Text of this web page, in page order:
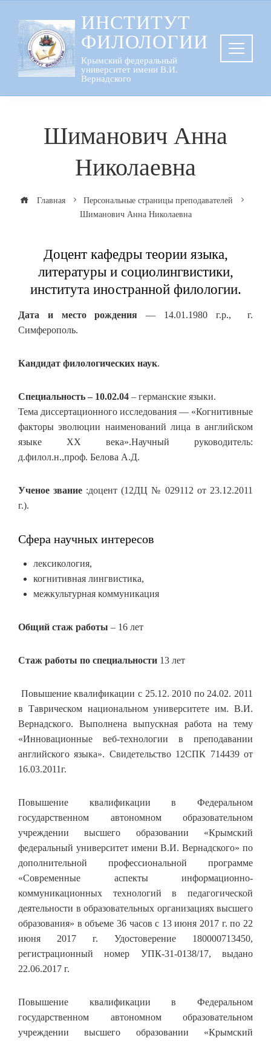
содержанию
ИНСТИТУТ
ФИЛОЛОГИИ
Крымский федеральный
университет имени В.И.
Вернадского
Шиманович Анна
Николаевна
Главная
Персональные страницы преподавателей
Шиманович Анна Николаевна
Доцент кафедры теории языка,
литературы и социолингвистики,
института иностранной филологии.
Дата и место рождения — 14.01.1980 г.р., г.
Симферополь.
Кандидат филологических наук.
Специальность – 10.02.04 – германские языки.
Тема диссертационного исследования — «Когнитивные
факторы эволюции наименований лица в английском
языке ХХ века».Научный руководитель:
д.филол.н.,проф. Белова А.Д.
Ученое звание :доцент (12ДЦ № 029112 от 23.12.2011
г.).
Сфера научных интересов
лексикология,
когнитивная лингвистика,
межкультурная коммуникация
Общий стаж работы – 16 лет
Стаж работы по специальности 13 лет
Повышение квалификации с 25.12. 2010 по 24.02. 2011
в Таврическом национальном университете им. В.И.
Вернадского. Выполнена выпускная работа на тему
«Инновационные веб-технологии в преподавании
английского языка». Свидетельство 12СПК 714439 от
16.03.2011г.
Повышение квалификации в Федеральном
государственном автономном образовательном
учреждении высшего образовании «Крымский
федеральный университет имени В.И. Вернадского» по
дополнительной профессиональной программе
«Современные аспекты информационно-
коммуникационных технологий в педагогической
деятельности в образовательных организациях высшего
образования» в объеме 36 часов с 13 июня 2017 г. по 22
июня 2017 г. Удостоверение 180000713450,
регистрационный номер УПК-31-0138/17, выдано
22.06.2017 г.
Повышение квалификации в Федеральном
государственном автономном образовательном
учреждении высшего образовании «Крымский